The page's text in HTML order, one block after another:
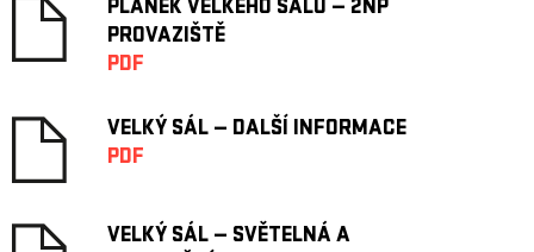
PLÁNEK VELKÉHO SÁLU — 2NP
PROVAZIŠTĚ
PDF
VELKÝ SÁL — DALŠÍ INFORMACE
PDF
VELKÝ SÁL — SVĚTELNÁ A